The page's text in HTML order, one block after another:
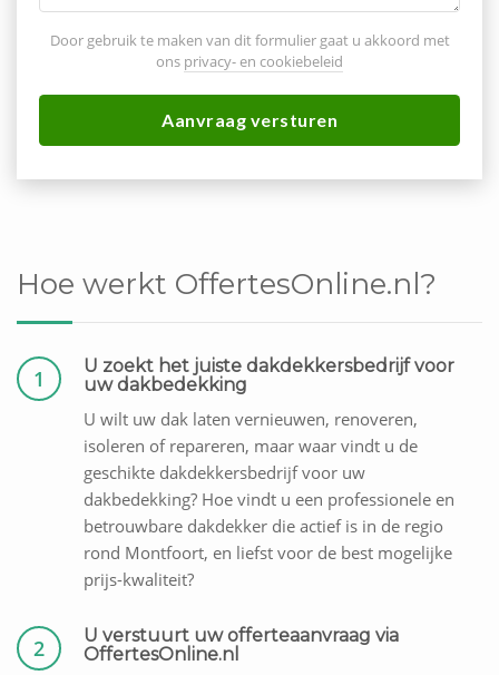
Door gebruik te maken van dit formulier gaat u akkoord met
ons privacy- en cookiebeleid
Aanvraag versturen
Hoe werkt OffertesOnline.nl?
1
U zoekt het juiste dakdekkersbedrijf voor
uw dakbedekking
U wilt uw dak laten vernieuwen, renoveren,
isoleren of repareren, maar waar vindt u de
geschikte dakdekkersbedrijf voor uw
dakbedekking? Hoe vindt u een professionele en
betrouwbare dakdekker die actief is in de regio
rond Montfoort, en liefst voor de best mogelijke
prijs-kwaliteit?
2
U verstuurt uw offerteaanvraag via
OffertesOnline.nl